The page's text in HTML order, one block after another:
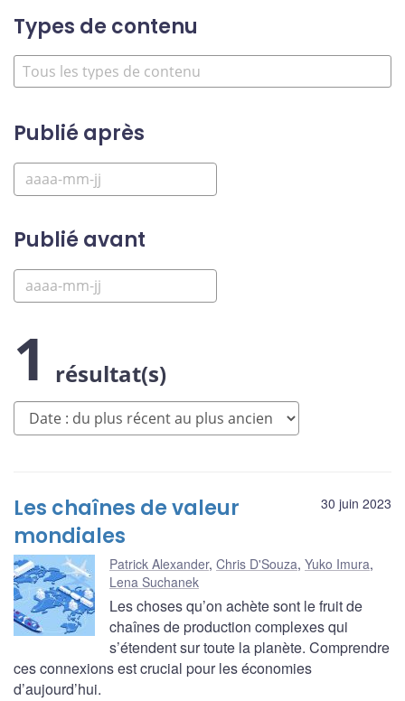
Types de contenu
Publié après
Publié avant
1 résultat(s)
30 juin 2023
Les chaînes de valeur
mondiales
Patrick Alexander, Chris D'Souza, Yuko Imura,
Lena Suchanek
Les choses qu’on achète sont le fruit de
chaînes de production complexes qui
s’étendent sur toute la planète. Comprendre
ces connexions est crucial pour les économies
d’aujourd’hui.